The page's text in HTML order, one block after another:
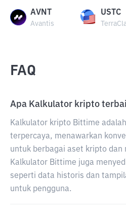
AVNT
Avantis
USTC
FAQ
Apa Kalkulator kripto
Kalkulator kripto Bittime
terpercaya, menawarkan
untuk berbagai aset kripto dan
Kalkulator Bittime juga
seperti data historis dan
untuk pengguna.